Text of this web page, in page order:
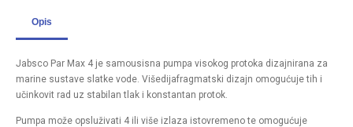
Opis
Jabsco Par Max 4 je samousisna pumpa visokog protoka dizajnirana za
marine sustave slatke vode. Višedijafragmatski dizajn omogućuje tih i
učinkovit rad uz stabilan tlak i konstantan protok.
Pumpa može opsluživati 4 ili više izlaza istovremeno te omogućuje